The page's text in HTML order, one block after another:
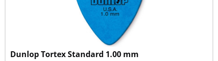
Dunlop Tortex Standard 1.00 mm